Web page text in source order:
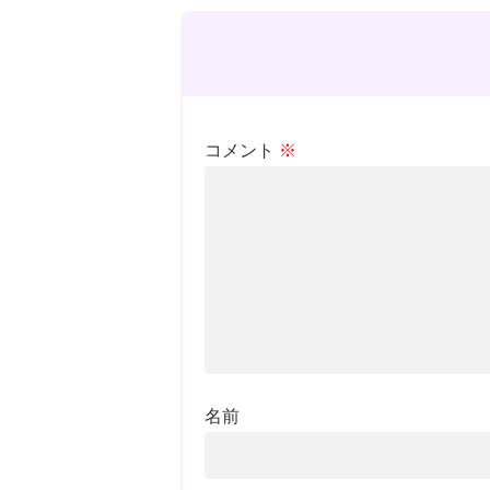
コメント ※
名前